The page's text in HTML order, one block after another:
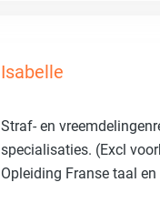
Isabelle
Straf- en
specialisaties. (Excl
Opleiding Franse taal